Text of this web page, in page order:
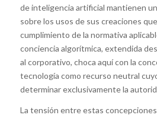
de inteligencia artificial mantienen
sobre los usos de sus creaciones
cumplimiento de la normativa
conciencia algorítmica, extendida
al corporativo, choca aquí con la
tecnología como recurso neutral
determinar exclusivamente la
La tensión entre estas